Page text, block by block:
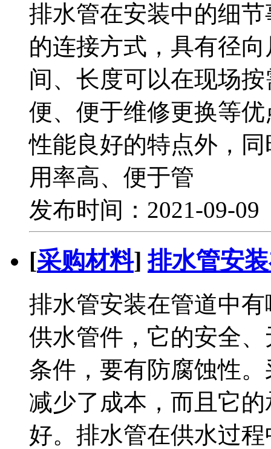
排水管在安装中的细
的连接方式，具有径
间、长度可以在现场
便、便于维修更换等
性能良好的特点外，
用率高、便于管
发布时间：2021-09-
[采购材料]排水管安
排水管安装在管道中
供水管件，它的安全
条件，要有防腐蚀性
减少了成本，而且它
好。排水管在供水过